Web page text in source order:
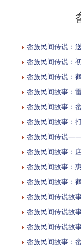
畲族民间传说：
畲族民间传说：
畲族民间传说：
畲族民间故事：
畲族民间故事：
畲族民间故事：
畲族民间传说
畲族民间故事：
畲族民间故事：
畲族民间故事：
畲族民间传说故
畲族民间传说故
畲族民间传说故
畲族民间故事：